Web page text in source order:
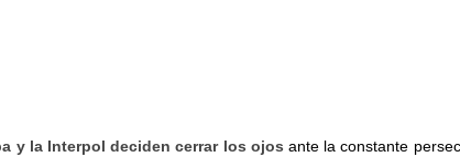
y la Interpol deciden cerrar los ojos ante la constante